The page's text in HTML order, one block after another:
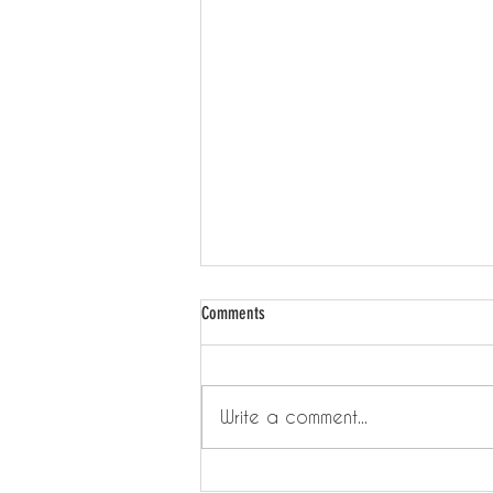
Comments
Write a comment...